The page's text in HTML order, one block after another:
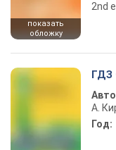
показать
обложку
2nd
ГДЗ
А.
Год: